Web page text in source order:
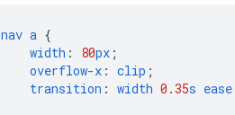
nav a {
width : 80px ;
overflow-x : clip ;
transition : width 0.35s ease